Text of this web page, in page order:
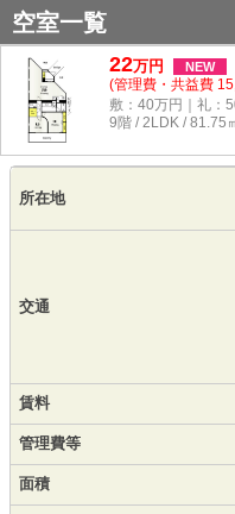
空室一覧
22万円 NEW
(管理費・共益費
敷：40万円｜礼：
9階 / 2LDK / 81.75
所在地
交通
賃料
管理費等
面積